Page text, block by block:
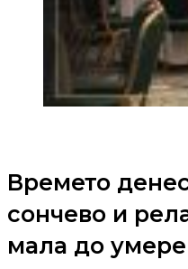
Времето
сончево и
мала до